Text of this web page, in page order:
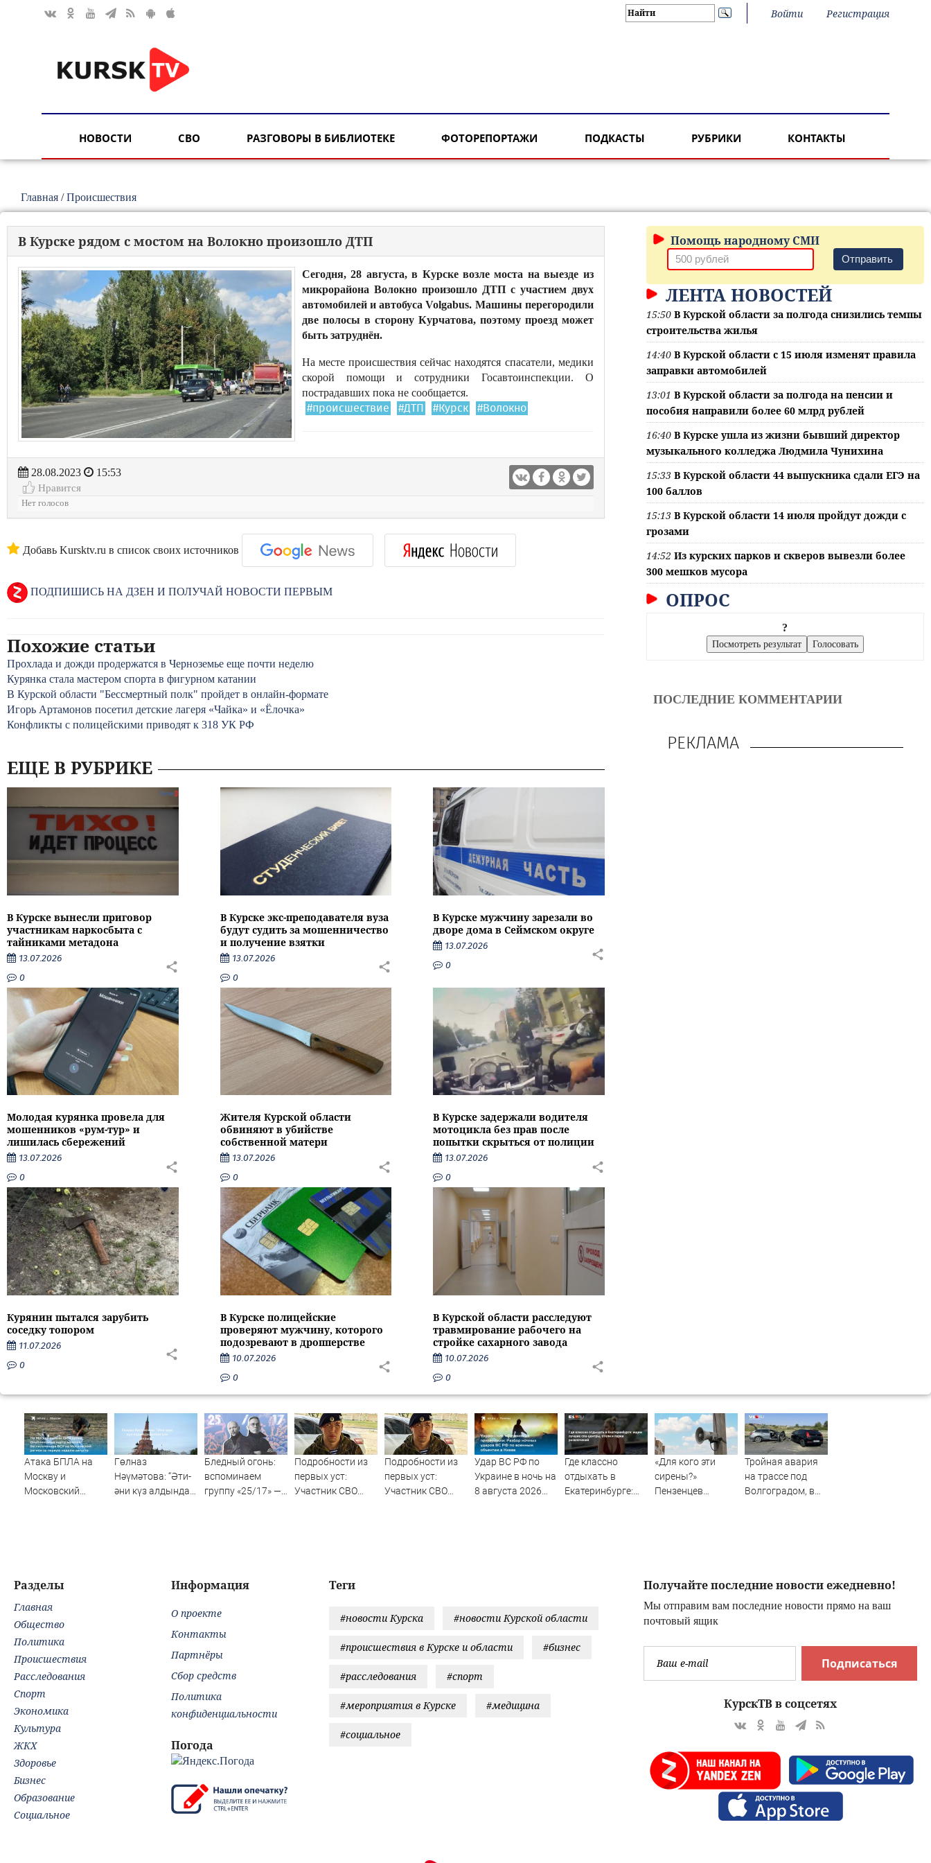
Войти Регистрация
НОВОСТИ СВО РАЗГОВОРЫ В БИБЛИОТЕКЕ ФОТОРЕПОРТАЖИ ПОДКАСТЫ РУБРИКИ КОНТАКТЫ
Главная /Происшествия
В Курске рядом с мостом на Волокно произошло ДТП
Сегодня, 28 августа, в Курске возле моста на выезде из
микрорайона Волокно произошло ДТП с участием двух
автомобилей и автобуса Volgabus. Машины перегородили
две полосы в сторону Курчатова, поэтому проезд может
быть затруднён.
На месте происшествия сейчас находятся спасатели, медики
скорой помощи и сотрудники Госавтоинспекции. О
пострадавших пока не сообщается.
#происшествие #ДТП #Курск #Волокно
28.08.2023
15:53
Нравится
Нет голосов
Добавь Kursktv.ru в список своих источников
ПОДПИШИСЬ НА ДЗЕН И ПОЛУЧАЙ НОВОСТИ ПЕРВЫМ
Похожие статьи
Прохлада и дожди продержатся в Черноземье еще почти неделю
Курянка стала мастером спорта в фигурном катании
В Курской области "Бессмертный полк" пройдет в онлайн-формате
Игорь Артамонов посетил детские лагеря «Чайка» и «Ёлочка»
Конфликты с полицейскими приводят к 318 УК РФ
ЕЩЕ В РУБРИКЕ
В Курске вынесли приговор
участникам наркосбыта с
тайниками метадона
13.07.2026
0
В Курске экс-преподавателя вуза
будут судить за мошенничество
и получение взятки
13.07.2026
0
В Курске мужчину зарезали во
дворе дома в Сеймском округе
13.07.2026
0
Молодая курянка провела для
мошенников «рум-тур» и
лишилась сбережений
13.07.2026
0
Жителя Курской области
обвиняют в убийстве
собственной матери
13.07.2026
0
В Курске задержали водителя
мотоцикла без прав после
попытки скрыться от полиции
13.07.2026
0
Курянин пытался зарубить
соседку топором
11.07.2026
0
В Курске полицейские
проверяют мужчину, которого
подозревают в дропперстве
10.07.2026
0
В Курской области расследуют
травмирование рабочего на
стройке сахарного завода
10.07.2026
0
Помощь народному СМИ
Отправить
ЛЕНТА НОВОСТЕЙ
15:50 В Курской области за полгода снизились темпы
строительства жилья
14:40 В Курской области с 15 июля изменят правила
заправки автомобилей
13:01 В Курской области за полгода на пенсии и
пособия направили более 60 млрд рублей
16:40 В Курске ушла из жизни бывший директор
музыкального колледжа Людмила Чунихина
15:33 В Курской области 44 выпускника сдали ЕГЭ на
100 баллов
15:13 В Курской области 14 июля пройдут дожди с
грозами
14:52 Из курских парков и скверов вывезли более
300 мешков мусора
ОПРОС
?
ПОСЛЕДНИЕ КОММЕНТАРИИ
РЕКЛАМА
Атака БПЛА на
Москву и
Московский
отражении
беспилотников
ВСУ
Гөлназ
Нәүмәтова: “Әти-
әни күз алдында
Бледный огонь:
вспоминаем
группу «25/17» —
Подробности из
первых уст:
Участник СВО
Подробности из
первых уст:
Участник СВО
Удар ВС РФ по
Украине в ночь на
8 августа 2026
Где классно
отдыхать в
Екатеринбурге:
«Для кого эти
сирены?»
Пензенцев
Тройная авария
на трассе под
Волгоградом, в
Получайте последние новости ежедневно!
Мы отправим вам последние новости прямо на ваш
почтовый ящик
Подписаться
КурскТВ в соцсетях
Теги
#новости Курска #новости Курской области
#происшествия в Курске и области #бизнес
#расследования #спорт
#мероприятия в Курске #медицина
#социальное
Разделы
Главная
Общество
Политика
Происшествия
Расследования
Спорт
Экономика
Культура
ЖКХ
Здоровье
Бизнес
Образование
Социальное
Информация
О проекте
Контакты
Партнёры
Сбор средств
Политика
конфиденциальности
Погода